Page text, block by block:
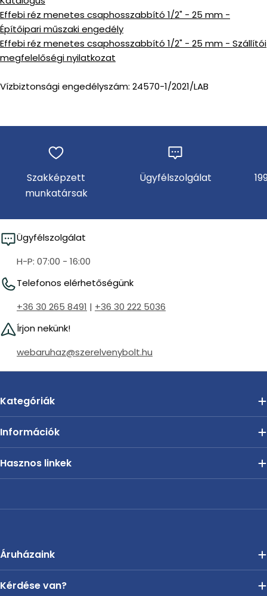
Effebi réz menetes csaphosszabbító 1/2" - 25 mm -
Építőipari műszaki engedély
Effebi réz menetes csaphosszabbító 1/2" - 25 mm - Szállítói
megfelelőségi nyilatkozat
Vízbiztonsági engedélyszám: 24570-1/2021/LAB
Szakképzett
munkatársak
Ügyfélszolgálat
Ügyfélszolgálat
H-P: 07:00 - 16:00
Telefonos elérhetőségünk
+36 30 265 8491 | +36 30 222 5036
Írjon nekünk!
webaruhaz@szerelvenybolt.hu
Kategóriák
Információk
Hasznos linkek
Áruházaink
Kérdése van?